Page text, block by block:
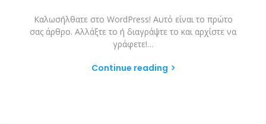
Καλωσήλθατε στο WordPress! Αυτό είναι το πρώτο
σας άρθρο. Αλλάξτε το ή διαγράψτε το και αρχίστε να
γράφετε!…
Continue reading